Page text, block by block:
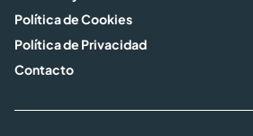
Política de Cookies
Política de Privacidad
Contacto